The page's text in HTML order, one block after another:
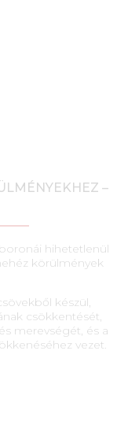
–
hihetetlenül
körülmények
készül,
csökkentését,
merevségét, és a
vezet.